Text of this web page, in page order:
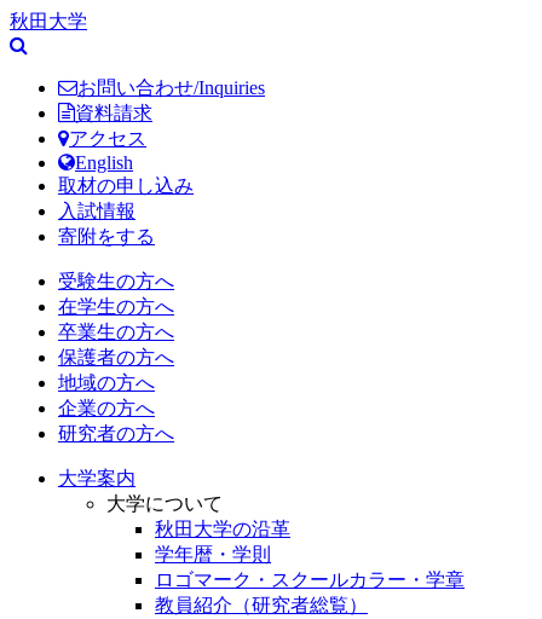
秋田大学
お問い合わせ/Inquiries
資料請求
アクセス
English
取材の申し込み
入試情報
寄附をする
受験生の方へ
在学生の方へ
卒業生の方へ
保護者の方へ
地域の方へ
企業の方へ
研究者の方へ
大学案内
大学について
秋田大学の沿革
学年暦・学則
ロゴマーク・スクールカラー・学章
教員紹介（研究者総覧）